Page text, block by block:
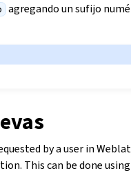
agregando un sufijo
by a user in
This can be done using